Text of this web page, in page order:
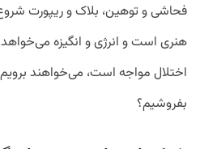
فحاشی و توهین، بلاک و ریپورت
هنری است و انرژی و انگیزه
اختلال مواجه است، می‌خواهند
بفروشیم؟